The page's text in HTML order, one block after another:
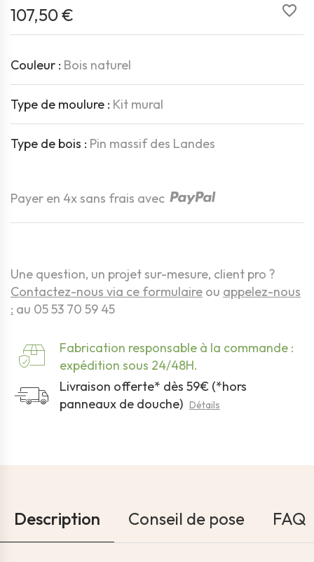
favorite_border
107,50 €
Couleur : Bois naturel
Type de moulure : Kit mural
Type de bois : Pin massif des Landes
Payer en 4x sans frais avec
Une question, un projet sur-mesure, client pro ?
Contactez-nous via ce formulaire ou appelez-nous
: au 05 53 70 59 45
Fabrication responsable à la commande :
expédition sous 24/48H.
Livraison offerte* dès 59€ (*hors
panneaux de douche) Détails
Description Conseil de pose FAQ